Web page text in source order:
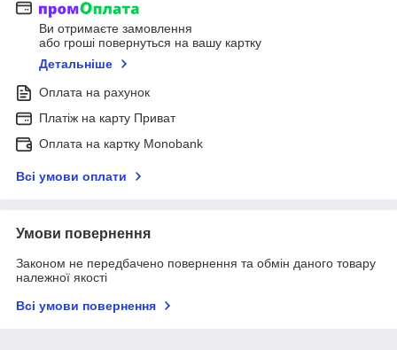
Ви отримаєте замовлення
або гроші повернуться на вашу картку
Детальніше
Оплата на рахунок
Платіж на карту Приват
Оплата на картку Monobank
Всі умови оплати
Умови повернення
Законом не передбачено повернення та обмін даного товару
належної якості
Всі умови повернення